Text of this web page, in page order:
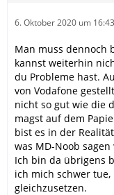
6. Oktober 2020 um 16:43
Man muss dennoch
kannst weiterhin
du Probleme hast.
von Vodafone
nicht so gut wie die
magst auf dem
bist es in der
was MD-Noob sagen
Ich bin da übrigens
ich mich schwer
gleichzusetzen.